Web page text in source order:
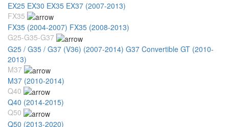
EX25 EX30 EX35 EX37 (2007-2013)
FX35
FX35 (2004-2007) FX35 (2008-2013)
G25-G35-G37
G25 / G35 / G37 (V36) (2007-2014) G37 Convertible GT (2010-
2013)
M37
M37 (2010-2014)
Q40
Q40 (2014-2015)
Q50
Q50 (2013-2020)